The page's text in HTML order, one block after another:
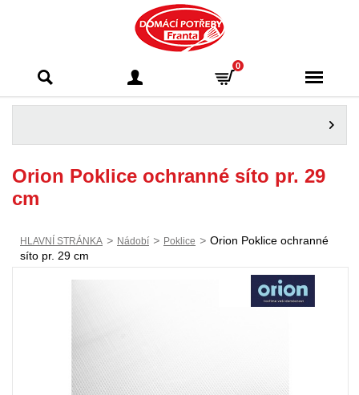
Franta - Příbram
0
Orion Poklice ochranné síto pr. 29
cm
HLAVNÍ STRÁNKA > Nádobí > Poklice > Orion Poklice ochranné
síto pr. 29 cm